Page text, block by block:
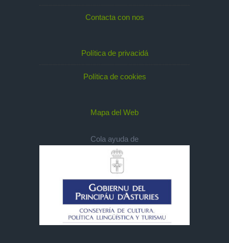
Contacta con nos
Política de privacidá
Política de cookies
Mapa del Web
Cola ayuda de